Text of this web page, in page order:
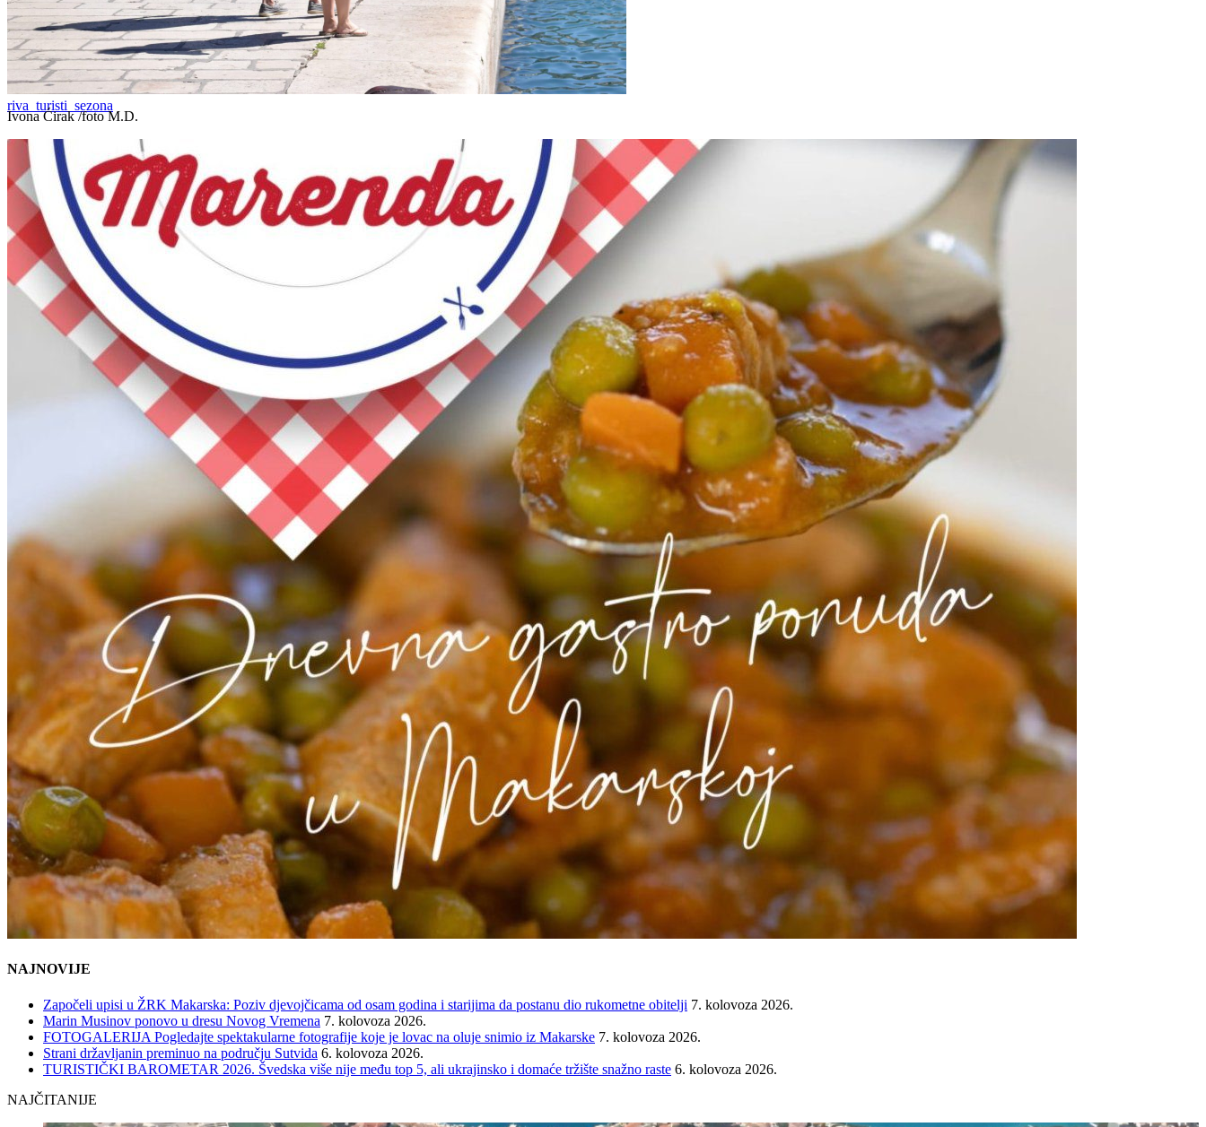
riva_turisti_sezona
Ivona Ćirak /foto M.D.
NAJNOVIJE
Započeli upisi u ŽRK Makarska: Poziv djevojčicama od osam godina i starijima da postanu dio rukometne obitelji 7. kolovoza 2026.
Marin Musinov ponovo u dresu Novog Vremena 7. kolovoza 2026.
FOTOGALERIJA Pogledajte spektakularne fotografije koje je lovac na oluje snimio iz Makarske 7. kolovoza 2026.
Strani državljanin preminuo na području Sutvida 6. kolovoza 2026.
TURISTIČKI BAROMETAR 2026. Švedska više nije među top 5, ali ukrajinsko i domaće tržište snažno raste 6. kolovoza 2026.
NAJČITANIJE